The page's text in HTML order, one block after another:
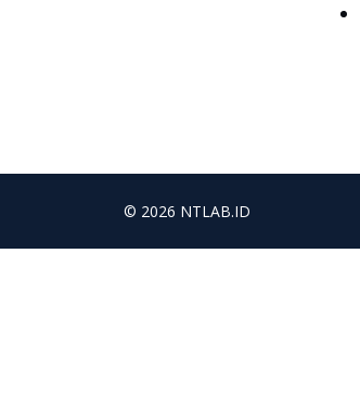
© 2026 NTLAB.ID